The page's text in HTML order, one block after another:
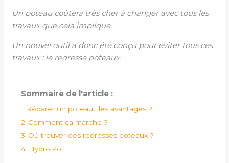
Un poteau coûtera très cher à changer avec tous les
travaux que cela implique.
Un nouvel outil a donc été conçu pour éviter tous ces
travaux : le redresse poteaux.
Sommaire de l'article :
1
Réparer un poteau : les avantages ?
2 Comment ça marche ?
3 Où trouver des redresses poteaux ?
4 Hydro’Pot